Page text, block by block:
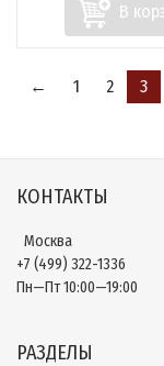
В
← 1 2 3
КОНТАКТЫ
Москва
+7 (499) 322-1336
Пн—Пт 10:00—19:00
РАЗДЕЛЫ